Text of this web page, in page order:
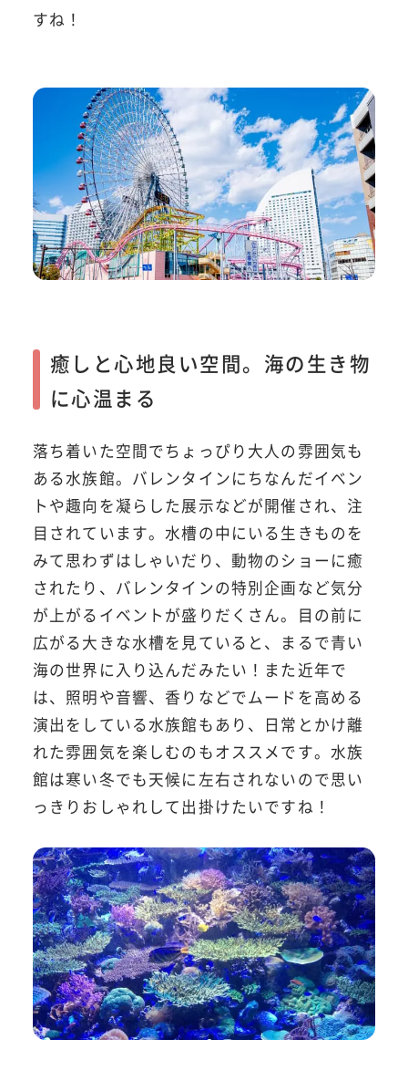
すね！
癒しと心地良い空間。海の生き物
に心温まる
落ち着いた空間でちょっぴり大人の雰囲気も
ある水族館。バレンタインにちなんだイベン
トや趣向を凝らした展示などが開催され、注
目されています。水槽の中にいる生きものを
みて思わずはしゃいだり、動物のショーに癒
されたり、バレンタインの特別企画など気分
が上がるイベントが盛りだくさん。目の前に
広がる大きな水槽を見ていると、まるで青い
海の世界に入り込んだみたい！また近年で
は、照明や音響、香りなどでムードを高める
演出をしている水族館もあり、日常とかけ離
れた雰囲気を楽しむのもオススメです。水族
館は寒い冬でも天候に左右されないので思い
っきりおしゃれして出掛けたいですね！